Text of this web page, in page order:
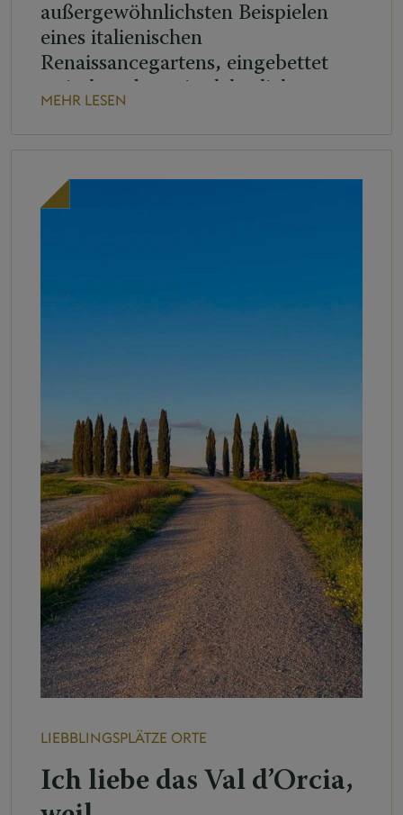
außergewöhnlichsten Beispielen
eines italienischen
Renaissancegartens, eingebettet
Ortskern. Um 1580 im Auftrag von
sich die Gärten durch ihre
harmonische und eindrucksvolle
MEHR LESEN
LIEBBLINGSPLÄTZE ORTE
Ich liebe das Val d’Orcia,